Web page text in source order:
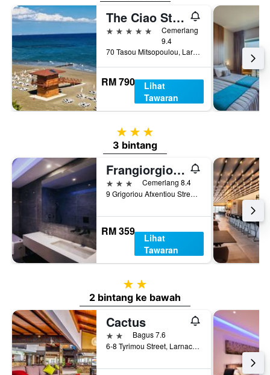
The Ciao Stelio Deluxe Hotel
5 bintang
Cemerlang
9.4
70 Tasou Mitsopoulou, Larnaca, Cyprus
RM 790
Lihat
Tawaran
3 bintang
3 bintang
Frangiorgio Hotel
3 bintangCemerlang 8.4
9 Grigoriou Afxentiou Street, Larnaca, Cyprus
RM 359
Lihat
Tawaran
2 bintang
2 bintang ke bawah
Cactus
2 bintangBagus 7.6
6-8 Tyrimou Street, Larnaca, Cyprus